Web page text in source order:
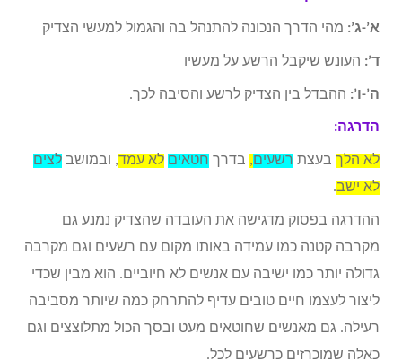
א’-ג’: מהי הדרך הנכונה להתנהל בה והגמול למעשי הצדיק
ד’: העונש שיקבל הרשע על מעשיו
ה’-ו’: ההבדל בין הצדיק לרשע והסיבה לכך.
הדרגה:
לא הלך בעצת רשעים, בדרך חטאים לא עמד, ובמושב לצים
לא ישב.
ההדרגה בפסוק מדגישה את העובדה שהצדיק נמנע גם
מקרבה קטנה כמו עמידה באותו מקום עם רשעים וגם מקרבה
גדולה יותר כמו ישיבה עם אנשים לא חיוביים. הוא מבין שכדי
ליצור לעצמו חיים טובים עדיף להתרחק כמה שיותר מסביבה
רעילה. גם מאנשים שחוטאים מעט ובסך הכול מתלוצצים וגם
כאלה שמוכרזים כרשעים לכל.